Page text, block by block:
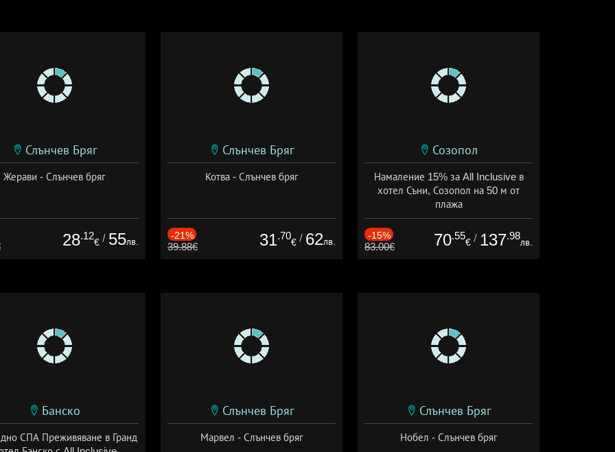
Слънчев Бряг
Жерави - Слънчев бряг
28.12
€ / 55лв.
Слънчев Бряг
Котва - Слънчев бряг
-21%
39.88€ 31.70
€ / 62лв.
Созопол
Намаление 15% за All Inclusive в
хотел Съни, Созопол на 50 м от
плажа
Дата: 30.07 - 30.09 + all inclusive
-15%
83.00€ 70.55
€ / 137.98
лв.
Банско
СПА Преживяване в Гранд
Слънчев Бряг
Марвел - Слънчев бряг
Слънчев Бряг
Нобел - Слънчев бряг